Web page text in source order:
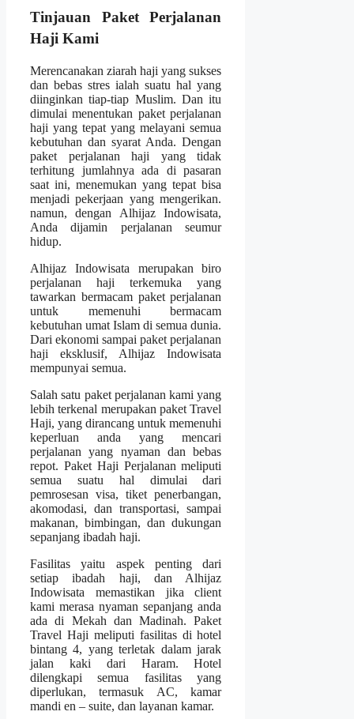
Tinjauan Paket Perjalanan
Haji Kami
Merencanakan ziarah haji yang sukses
dan bebas stres ialah suatu hal yang
diinginkan tiap-tiap Muslim. Dan itu
dimulai menentukan paket perjalanan
haji yang tepat yang melayani semua
kebutuhan dan syarat Anda. Dengan
paket perjalanan haji yang tidak
terhitung jumlahnya ada di pasaran
saat ini, menemukan yang tepat bisa
menjadi pekerjaan yang mengerikan.
namun, dengan Alhijaz Indowisata,
Anda dijamin perjalanan seumur
hidup.
Alhijaz Indowisata merupakan biro
perjalanan haji terkemuka yang
tawarkan bermacam paket perjalanan
untuk memenuhi bermacam
kebutuhan umat Islam di semua dunia.
Dari ekonomi sampai paket perjalanan
haji eksklusif, Alhijaz Indowisata
mempunyai semua.
Salah satu paket perjalanan kami yang
lebih terkenal merupakan paket Travel
Haji, yang dirancang untuk memenuhi
keperluan anda yang mencari
perjalanan yang nyaman dan bebas
repot. Paket Haji Perjalanan meliputi
semua suatu hal dimulai dari
pemrosesan visa, tiket penerbangan,
akomodasi, dan transportasi, sampai
makanan, bimbingan, dan dukungan
sepanjang ibadah haji.
Fasilitas yaitu aspek penting dari
setiap ibadah haji, dan Alhijaz
Indowisata memastikan jika client
kami merasa nyaman sepanjang anda
ada di Mekah dan Madinah. Paket
Travel Haji meliputi fasilitas di hotel
bintang 4, yang terletak dalam jarak
jalan kaki dari Haram. Hotel
dilengkapi semua fasilitas yang
diperlukan, termasuk AC, kamar
mandi en – suite, dan layanan kamar.